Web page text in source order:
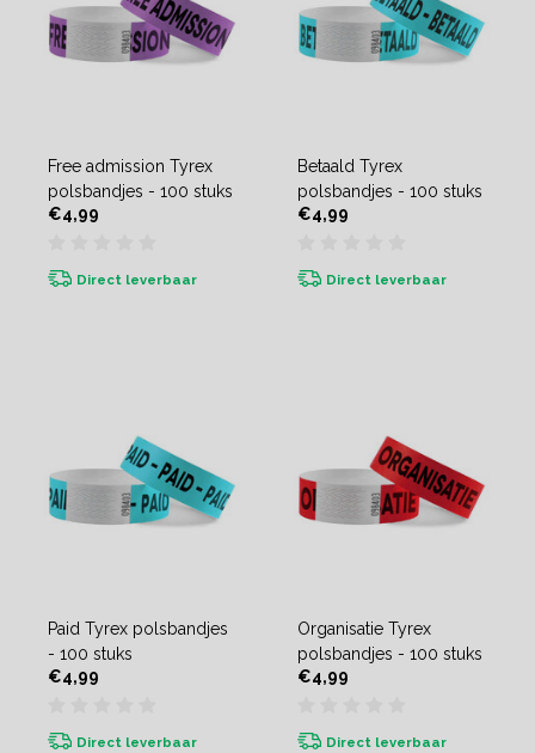
Free admission Tyrex
polsbandjes - 100 stuks
€4,99
Direct leverbaar
Betaald Tyrex
polsbandjes - 100 stuks
€4,99
Direct leverbaar
Paid Tyrex polsbandjes
- 100 stuks
€4,99
Direct leverbaar
Organisatie Tyrex
polsbandjes - 100 stuks
€4,99
Direct leverbaar